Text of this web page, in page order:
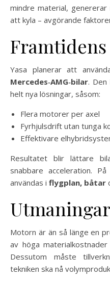
mindre material,
att kyla – avgörande
Yasa planerar att
Mercedes‑AMG‑bilar.
helt nya lösningar, såsom:
Flera motorer per axel
Fyrhjulsdrift utan tunga
Effektivare
Resultatet blir lättare
snabbare acceleration.
användas i flygplan, båtar
Motorn är än så länge en
av höga
Dessutom måste
tekniken ska nå